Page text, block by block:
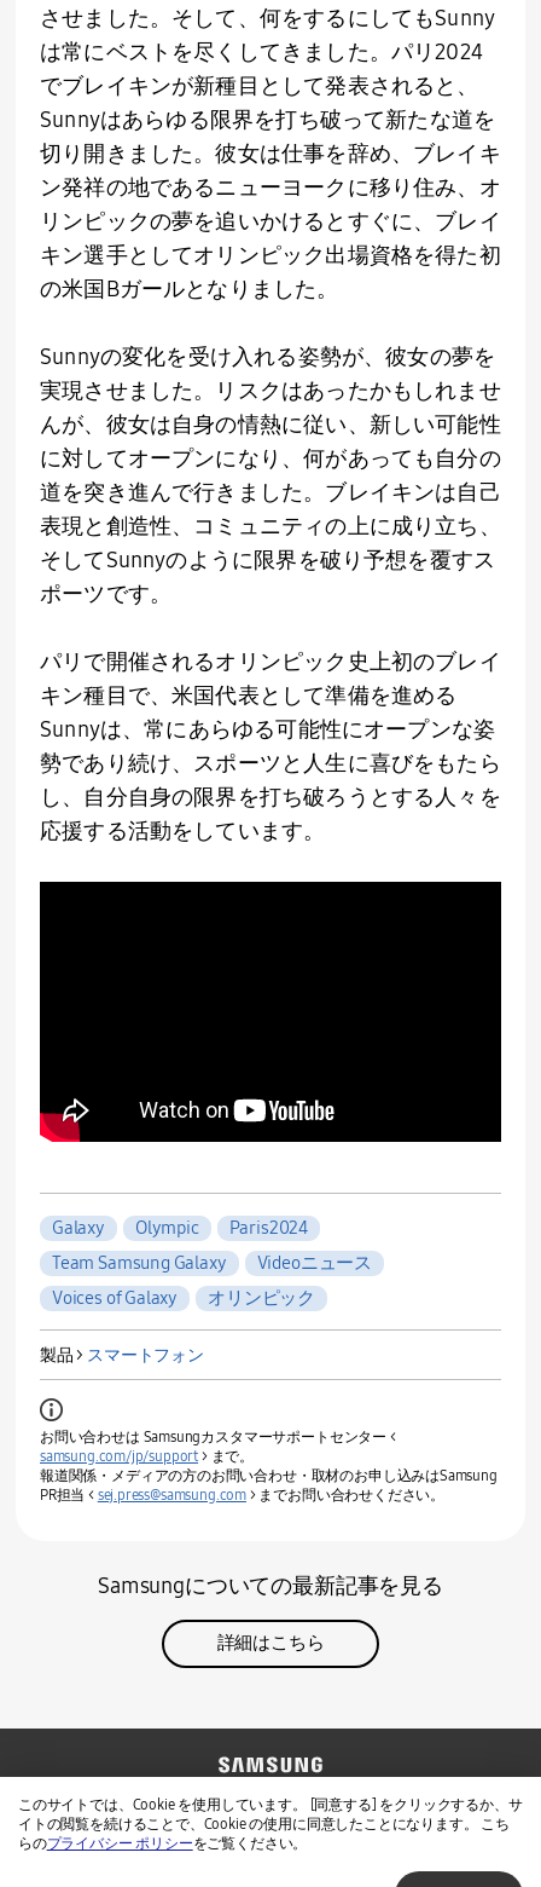
このサイトでは、Cookie を使用しています。 [同意する] をクリックするか、サ
イトの閲覧を続けることで、Cookie の使用に同意したことになります。 こち
らのプライバシー ポリシーをご覧ください。
させました。そして、何をするにしてもSunny
は常にベストを尽くしてきました。パリ2024
でブレイキンが新種目として発表されると、
Sunnyはあらゆる限界を打ち破って新たな道を
切り開きました。彼女は仕事を辞め、ブレイキ
ン発祥の地であるニューヨークに移り住み、オ
リンピックの夢を追いかけるとすぐに、ブレイ
キン選手としてオリンピック出場資格を得た初
の米国 Bガールとなりました。
Sunnyの変化を受け入れる姿勢が、彼女の夢を
実現させました。リスクはあったかもしれませ
んが、彼女は自身の情熱に従い、新しい可能性
に対してオープンになり、何があっても自分の
道を突き進んで行きました。ブレイキンは自己
表現と創造性、コミュニティの上に成り立ち、
そしてSunnyのように限界を破り予想を覆すス
ポーツです。
パリで開催されるオリンピック史上初のブレイ
キン種目で、米国代表として準備を進める
Sunnyは、常にあらゆる可能性にオープンな姿
勢であり続け、スポーツと人生に喜びをもたら
し、自分自身の限界を打ち破ろうとする人々を
応援する活動をしています。
Galaxy Olympic
Paris2024
Team Samsung Galaxy
Videoニュース
Voices of Galaxy
オリンピック
製品 > スマートフォン
お問い合わせは Samsungカスタマーサポートセンター <
samsung.com/jp/support > まで。
報道関係・メディアの方のお問い合わせ・取材のお申し込みはSamsung
PR担当 < sej.press@samsung.com> までお問い合わせください。
Samsungについての最新記事を見る
詳細はこちら
お問い合わせ
Samsung公式サイト
免責事項
個人情報保護方針